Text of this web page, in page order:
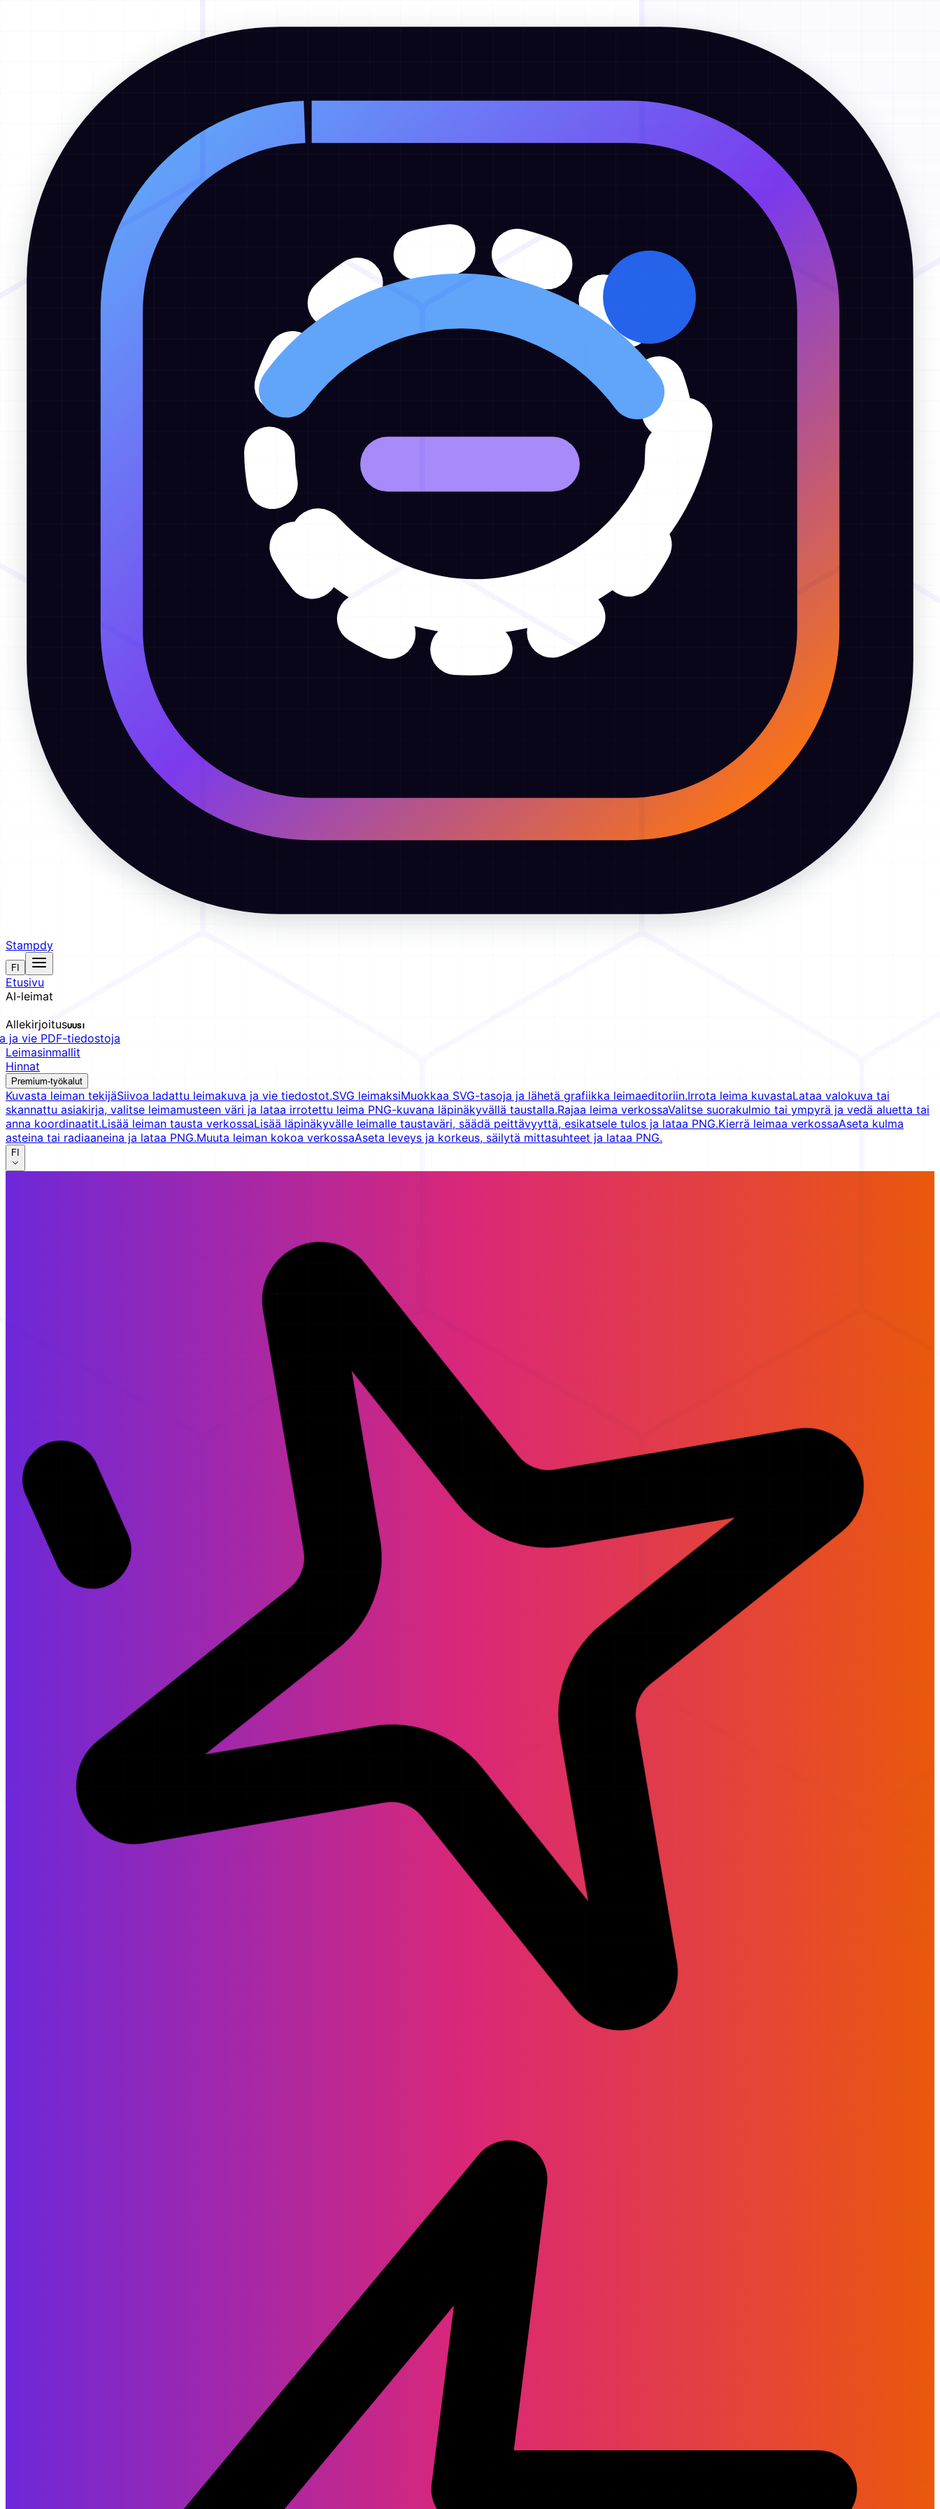
Stampdy
FI
Etusivu
AI-leimat
AllekirjoitusUUSI
ja vie PDF-tiedostoja
Leimasinmallit
Hinnat
Premium-työkalut
Kuvasta leiman tekijäSiivoa ladattu leimakuva ja vie tiedostot.SVG leimaksiMuokkaa SVG-tasoja ja lähetä grafiikka leimaeditoriin.Irrota leima kuvastaLataa valokuva tai
skannattu asiakirja, valitse leimamusteen väri ja lataa irrotettu leima PNG-kuvana läpinäkyvällä taustalla.Rajaa leima verkossaValitse suorakulmio tai ympyrä ja vedä aluetta tai
anna koordinaatit.Lisää leiman tausta verkossaLisää läpinäkyvälle leimalle taustaväri, säädä peittävyyttä, esikatsele tulos ja lataa PNG.Kierrä leimaa verkossaAseta kulma
asteina tai radiaaneina ja lataa PNG.Muuta leiman kokoa verkossaAseta leveys ja korkeus, säilytä mittasuhteet ja lataa PNG.
FI